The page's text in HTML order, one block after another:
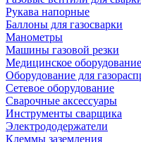
Рукава напорные
Баллоны для газосварки
Манометры
Машины газовой резки
Медицинское оборудование
Оборудование для
Сетевое оборудование
Сварочные аксессуары
Инструменты сварщика
Электрододержатели
Клеммы заземления